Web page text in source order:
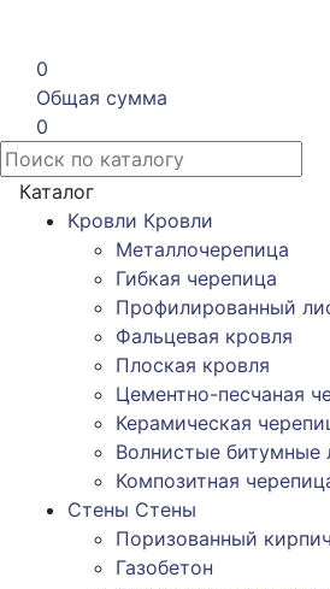
0
Общая сумма
0
Каталог
Кровли Кровли
Металлочерепица
Гибкая черепица
Профилированный
Фальцевая кровля
Плоская кровля
Цементно-песчаная
Керамическая
Волнистые битумные
Композитная
Стены Стены
Поризованный кирпич
Газобетон